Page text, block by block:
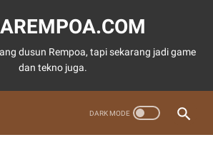
dusun Rempoa, tapi sekarang jadi game
dan tekno juga.